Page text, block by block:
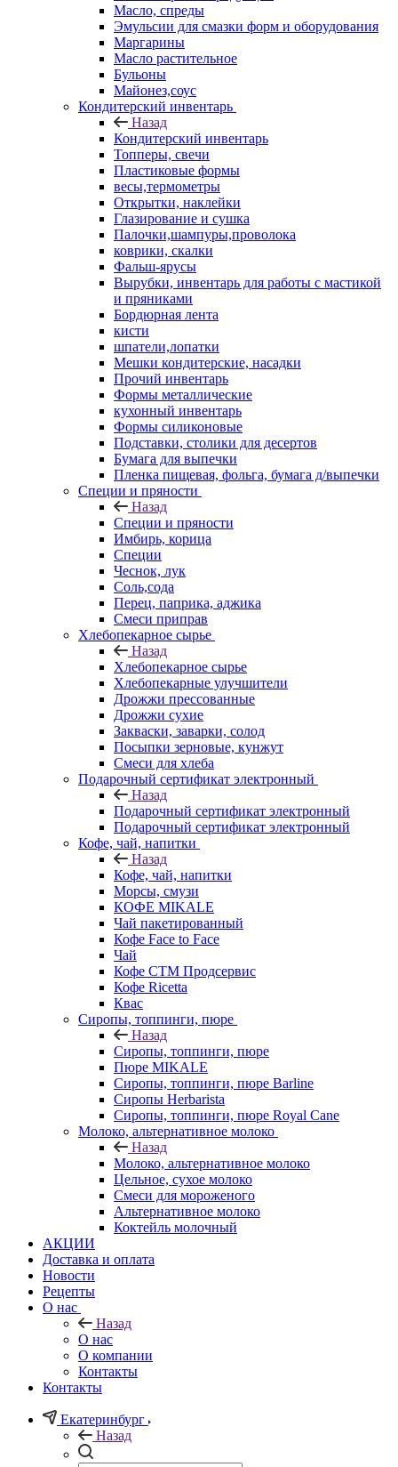
Масло, спреды
Эмульсии для смазки форм и оборудования
Маргарины
Масло растительное
Бульоны
Майонез,соус
Кондитерский инвентарь
Назад
Кондитерский инвентарь
Топперы, свечи
Пластиковые формы
весы,термометры
Открытки, наклейки
Глазирование и сушка
Палочки,шампуры,проволока
коврики, скалки
Фальш-ярусы
Вырубки, инвентарь для работы с мастикой
и пряниками
Бордюрная лента
кисти
шпатели,лопатки
Мешки кондитерские, насадки
Прочий инвентарь
Формы металлические
кухонный инвентарь
Формы силиконовые
Подставки, столики для десертов
Бумага для выпечки
Пленка пищевая, фольга, бумага д/выпечки
Специи и пряности
Назад
Специи и пряности
Имбирь, корица
Специи
Чеснок, лук
Соль,сода
Перец, паприка, аджика
Смеси приправ
Хлебопекарное сырье
Назад
Хлебопекарное сырье
Хлебопекарные улучшители
Дрожжи прессованные
Дрожжи сухие
Закваски, заварки, солод
Посыпки зерновые, кунжут
Смеси для хлеба
Подарочный сертификат электронный
Назад
Подарочный сертификат электронный
Подарочный сертификат электронный
Кофе, чай, напитки
Назад
Кофе, чай, напитки
Морсы, смузи
КОФЕ MIKALE
Чай пакетированный
Кофе Face to Face
Чай
Кофе СТМ Продсервис
Кофе Ricetta
Квас
Сиропы, топпинги, пюре
Назад
Сиропы, топпинги, пюре
Пюре MIKALE
Сиропы, топпинги, пюре Barline
Сиропы Herbarista
Сиропы, топпинги, пюре Royal Cane
Молоко, альтернативное молоко
Назад
Молоко, альтернативное молоко
Цельное, сухое молоко
Смеси для мороженого
Альтернативное молоко
Коктейль молочный
АКЦИИ
Доставка и оплата
Новости
Рецепты
О нас
Назад
О нас
О компании
Контакты
Контакты
Екатеринбург
Назад